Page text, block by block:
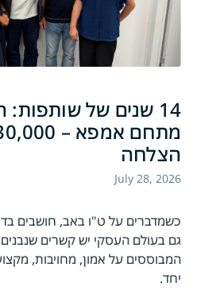
14 שנים של
הצלחה
July 28, 2026
כשמדברים על ט"ו באב, חושבים
גם בעולם העסקי יש קשרים
המבוססים על אמון, מחויבות,
יחד.